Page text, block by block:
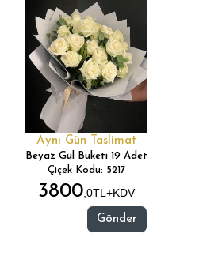
Aynı Gün Taslimat
Beyaz Gül Buketi 19 Adet
Çiçek Kodu: 5217
3800,0TL+KDV
Gönder